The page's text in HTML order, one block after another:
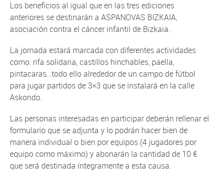
Los beneficios al igual que en las tres ediciones
anteriores se destinarán a ASPANOVAS BIZKAIA,
asociación contra el cáncer infantil de Bizkaia.
La jornada estará marcada con diferentes actividades
como: rifa solidaria, castillos hinchables, paella,
pintacaras…todo ello alrededor de un campo de fútbol
para jugar partidos de 3×3 que se instalará en la calle
Askondo.
Las personas interesadas en participar deberán rellenar el
formulario que se adjunta y lo podrán hacer bien de
manera individual o bien por equipos (4 jugadores por
equipo como máximo) y abonarán la cantidad de 10 €
que será destinada íntegramente a esta causa.